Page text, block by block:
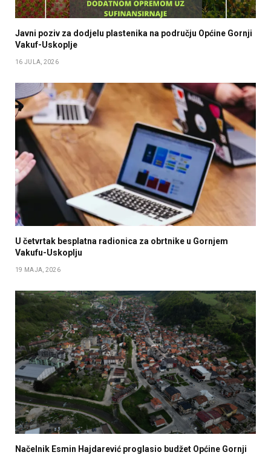
Javni poziv za dodjelu plastenika na području Općine Gornji
Vakuf-Uskoplje
16 JULA, 2026
U četvrtak besplatna radionica za obrtnike u Gornjem
Vakufu-Uskoplju
19 MAJA, 2026
Načelnik Esmin Hajdarević proglasio budžet Općine Gornji